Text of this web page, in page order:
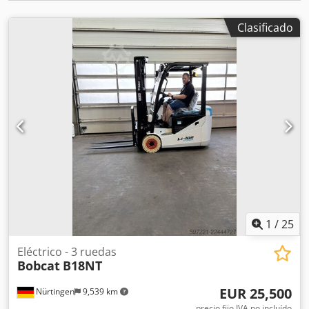
Clasificado
1 /25
Nürtingen 9,539 km
Eléctrico - 3 ruedas
Bobcat B18NT
EUR 25,500